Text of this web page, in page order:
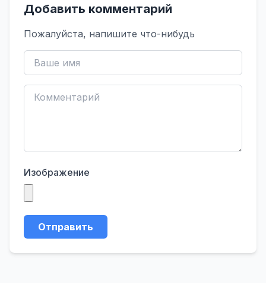
Добавить комментарий
Пожалуйста, напишите что-нибудь
Изображение
Отправить